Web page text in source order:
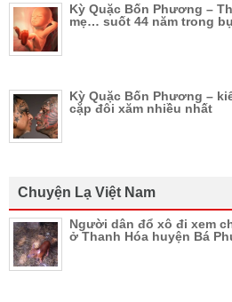
Kỳ Quặc Bốn Phương –
mẹ… suốt 44 năm trong
Kỳ Quặc Bốn Phương –
cặp đôi xăm nhiều nhất
Chuyện Lạ Việt Nam
Người dân đổ xô đi xem
ở Thanh Hóa huyện Bá